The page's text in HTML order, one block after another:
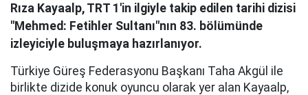
Rıza Kayaalp, TRT 1'in ilgiyle takip edilen tarihi dizisi
"Mehmed: Fetihler Sultanı"nın 83. bölümünde
izleyiciyle buluşmaya hazırlanıyor.
Türkiye Güreş Federasyonu Başkanı Taha Akgül ile
birlikte dizide konuk oyuncu olarak yer alan Kayaalp,